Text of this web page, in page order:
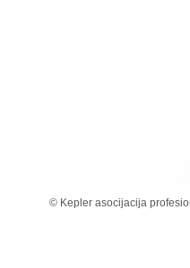
© Kepler asocijacija